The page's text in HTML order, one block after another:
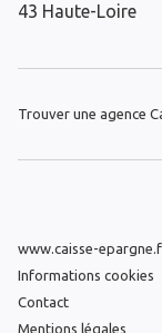
43 Haute-Loire
Trouver une agence
www.caisse-
Informations cookies
Contact
Mentions légales